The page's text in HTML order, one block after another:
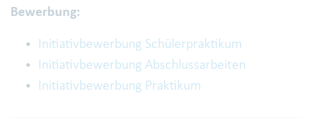
Bewerbung:
Initiativbewerbung Schülerpraktikum
Initiativbewerbung Abschlussarbeiten
Initiativbewerbung Praktikum